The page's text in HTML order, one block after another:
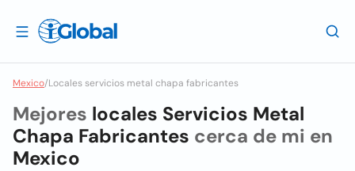
Mexico/Locales servicios metal chapa fabricantes
Mejores locales Servicios Metal
Chapa Fabricantes cerca de mi en
Mexico